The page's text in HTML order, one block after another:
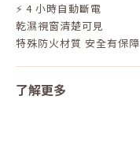
⚡ 4 小時自動斷電
乾濕視窗清楚可見
特殊防火材質 安全有保障
了解更多